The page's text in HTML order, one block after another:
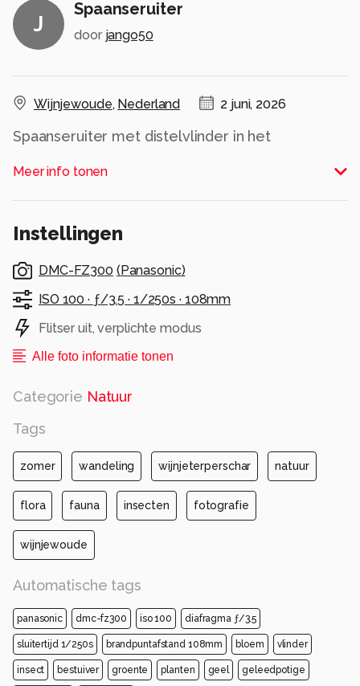
J
Spaanseruiter
door jango50
Wijnjewoude, Nederland 2 juni, 2026
Spaanseruiter met distelvlinder in het
Meer info tonen
Instellingen
DMC-FZ300 (Panasonic)
ISO 100 · ƒ/3.5 · 1/250s · 108mm
Flitser uit, verplichte modus
Alle foto informatie tonen
Categorie Natuur
Tags
zomer wandeling wijnjeterperschar natuur
flora fauna insecten fotografie
wijnjewoude
Automatische tags
panasonic dmc-fz300 iso 100 diafragma ƒ/3.5
sluitertijd 1/250s brandpuntafstand 108mm bloem vlinder
insect bestuiver groente planten geel geleedpotige